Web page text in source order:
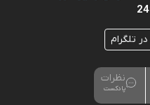
تلگرام
نظرات
پادکست